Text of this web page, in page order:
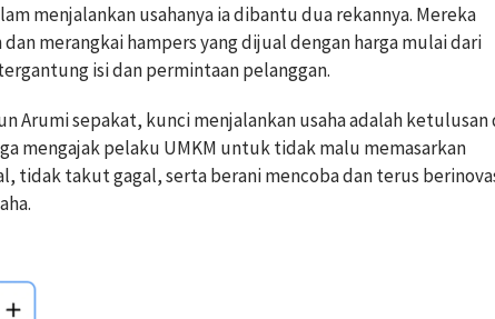
menjalankan usahanya ia dibantu dua rekannya. Mereka
merangkai hampers yang dijual dengan harga mulai dari
isi dan permintaan pelanggan.
Arumi sepakat, kunci menjalankan usaha adalah ketulusan
mengajak pelaku UMKM untuk tidak malu memasarkan
tidak takut gagal, serta berani mencoba dan terus